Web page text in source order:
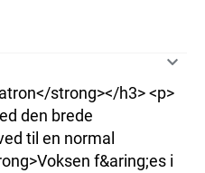
strong></h3> <p>
den brede
til en normal
f&aring;es i